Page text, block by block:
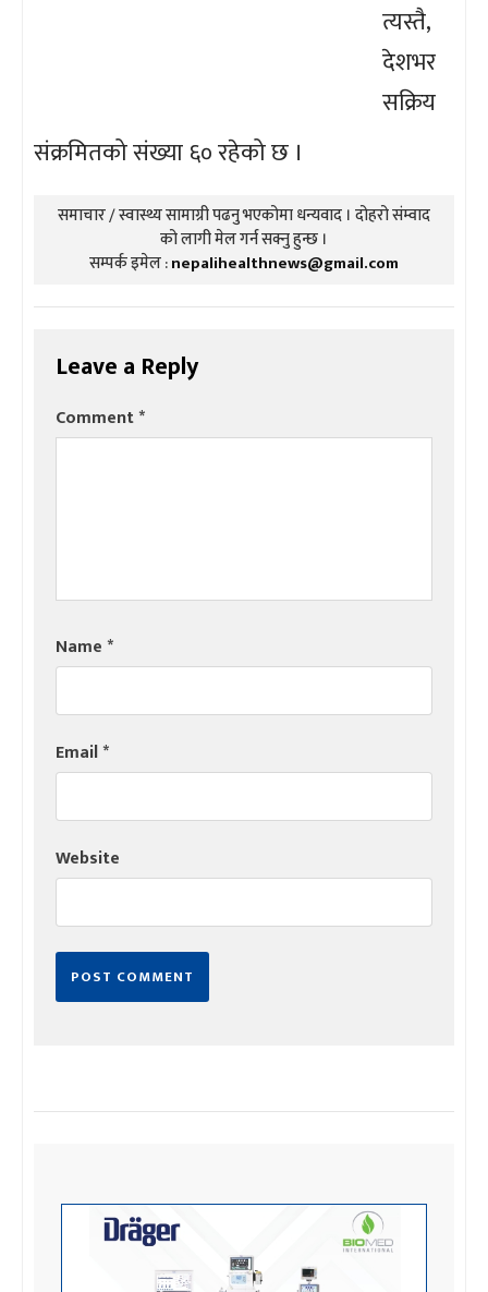
त्यस्तै,
देशभर
सक्रिय
संक्रमितको संख्या ६० रहेको छ ।
समाचार / स्वास्थ्य सामाग्री पढनु भएकोमा धन्यवाद । दोहरो संम्वाद
को लागी मेल गर्न सक्नु हुन्छ ।
सम्पर्क इमेल :nepalihealthnews@gmail.com
Leave a Reply
Comment*
Name*
Email*
Website